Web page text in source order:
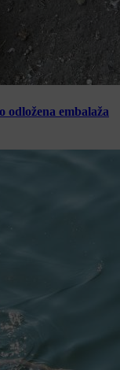
odložena embalaža